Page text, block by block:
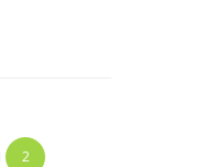
2